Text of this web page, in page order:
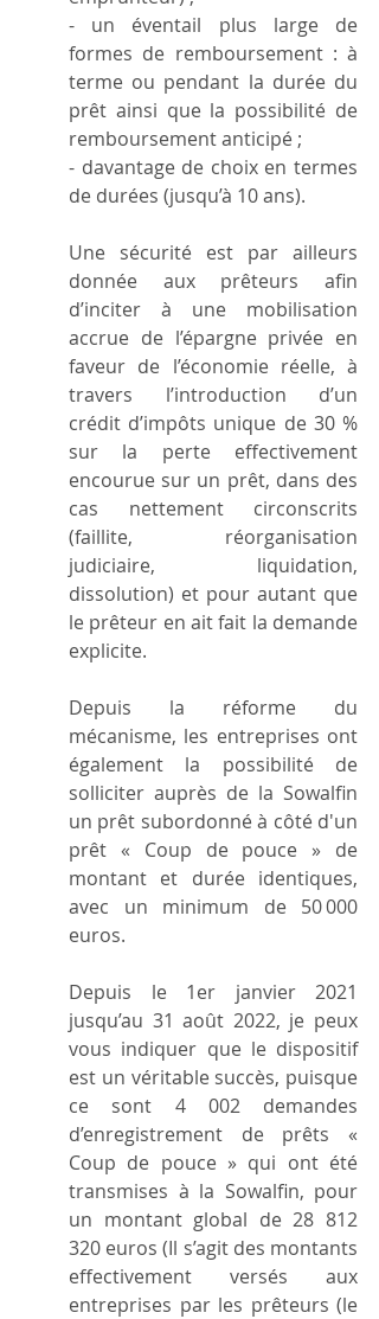
- un éventail plus large de
formes de remboursement : à
terme ou pendant la durée du
prêt ainsi que la possibilité de
remboursement anticipé ;
- davantage de choix en termes
de durées (jusqu’à 10 ans).
Une sécurité est par ailleurs
donnée aux prêteurs afin
d’inciter à une mobilisation
accrue de l’épargne privée en
faveur de l’économie réelle, à
travers l’introduction d’un
crédit d’impôts unique de 30 %
sur la perte effectivement
encourue sur un prêt, dans des
cas nettement circonscrits
(faillite, réorganisation
judiciaire, liquidation,
dissolution) et pour autant que
le prêteur en ait fait la demande
explicite.
Depuis la réforme du
mécanisme, les entreprises ont
également la possibilité de
solliciter auprès de la Sowalfin
un prêt subordonné à côté d'un
prêt « Coup de pouce » de
montant et durée identiques,
avec un minimum de 50 000
euros.
Depuis le 1er janvier 2021
jusqu’au 31 août 2022, je peux
vous indiquer que le dispositif
est un véritable succès, puisque
ce sont 4 002 demandes
d’enregistrement de prêts «
Coup de pouce » qui ont été
transmises à la Sowalfin, pour
un montant global de 28 812
320 euros (Il s’agit des montants
effectivement versés aux
entreprises par les prêteurs (le